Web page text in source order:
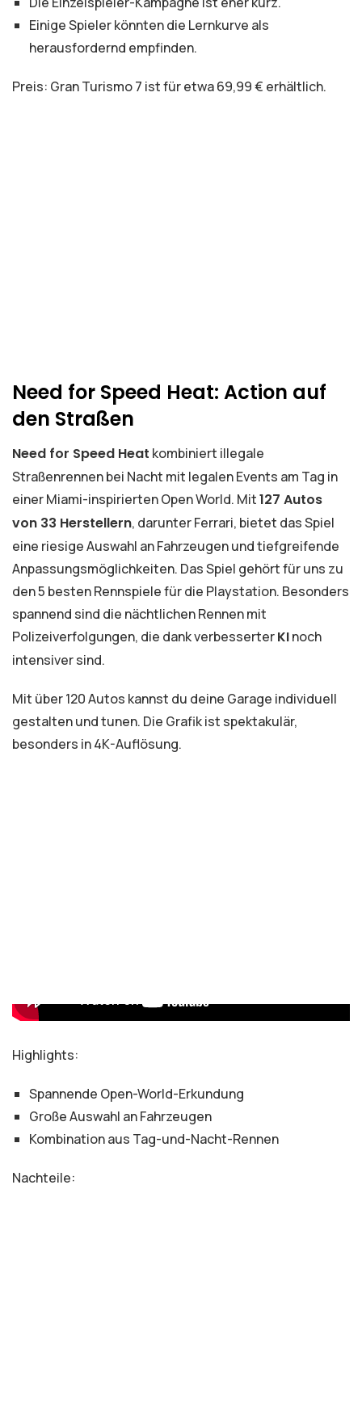
Einige Spieler könnten die Lernkurve als
herausfordernd empfinden.
Preis: Gran Turismo 7 ist für etwa 69,99 € erhältlich.
Need for Speed Heat: Action auf
den Straßen
Need for Speed Heat kombiniert illegale
Straßenrennen bei Nacht mit legalen Events am Tag in
einer Miami-inspirierten Open World. Mit127 Autos
von 33 Herstellern, darunter Ferrari, bietet das Spiel
eine riesige Auswahl an Fahrzeugen und tiefgreifende
Anpassungsmöglichkeiten. Das Spiel gehört für uns zu
den 5 besten Rennspiele für die Playstation. Besonders
spannend sind die nächtlichen Rennen mit
Polizeiverfolgungen, die dank verbesserterKInoch
intensiver sind.
Mit über 120 Autos kannst du deine Garage individuell
gestalten und tunen. Die Grafik ist spektakulär,
besonders in 4K-Auflösung.
Highlights:
Spannende Open-World-Erkundung
Große Auswahl an Fahrzeugen
Kombination aus Tag-und-Nacht-Rennen
Nachteile: